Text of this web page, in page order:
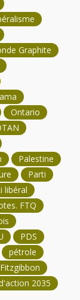
Graphite
Ontario
Palestine
Parti
libéral
FTQ
PDS
pétrole
2035